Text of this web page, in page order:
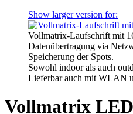
Show larger version for:
Vollmatrix-Laufschrift mit
Datenübertragung via
Speicherung der Spots.
Sowohl indoor als auch
Lieferbar auch mit WLAN
Vollmatrix